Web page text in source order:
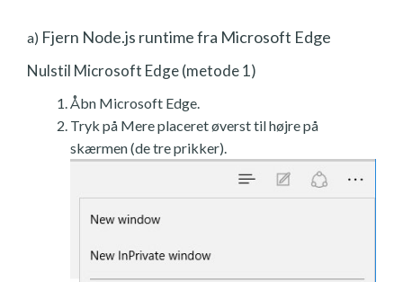
a) Fjern Node.js runtime fra Microsoft Edge
Nulstil Microsoft Edge (metode 1)
Åbn Microsoft Edge.
Tryk på Mere placeret øverst til højre på
skærmen (de tre prikker).